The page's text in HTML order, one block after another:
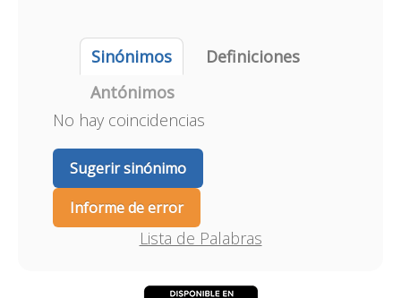
Sinónimos
Definiciones
Antónimos
No hay coincidencias
Sugerir sinónimo
Informe de error
Lista de Palabras